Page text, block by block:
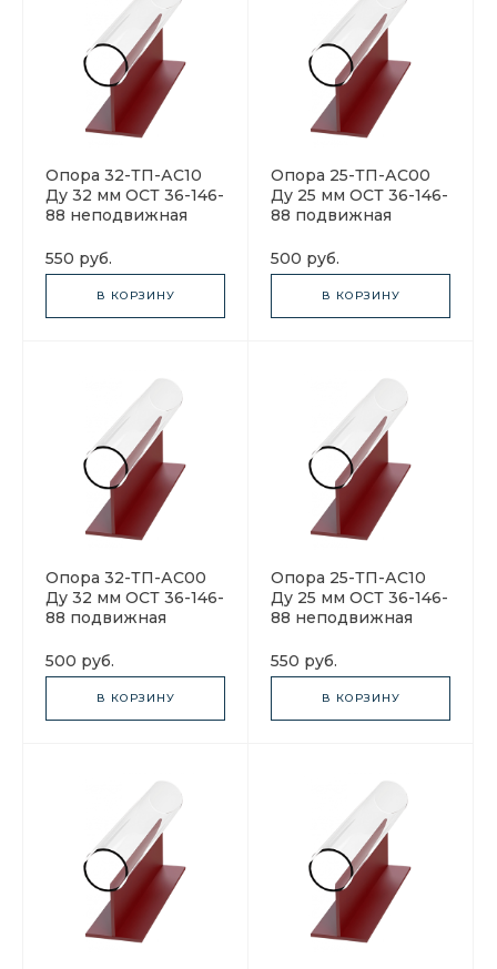
Опора 32-ТП-АС10
Ду 32 мм ОСТ 36-146-
88 неподвижная
550 руб.
В КОРЗИНУ
Опора 25-ТП-АС00
Ду 25 мм ОСТ 36-146-
88 подвижная
500 руб.
В КОРЗИНУ
Опора 32-ТП-АС00
Ду 32 мм ОСТ 36-146-
88 подвижная
500 руб.
В КОРЗИНУ
Опора 25-ТП-АС10
Ду 25 мм ОСТ 36-146-
88 неподвижная
550 руб.
В КОРЗИНУ